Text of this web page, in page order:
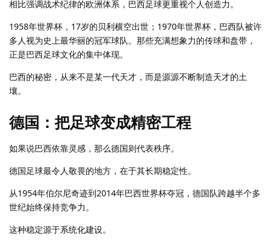
相比强调战术纪律的欧洲体系，巴西足球更重视个人创造力。
1958年世界杯，17岁的贝利横空出世；1970年世界杯，巴西队被许
多人视为史上最华丽的冠军球队。那些充满想象力的传球和盘带，
正是巴西足球文化的集中体现。
巴西的秘密，从来不是某一代天才，而是源源不断制造天才的土
壤。
德国：把足球变成精密工程
如果说巴西依靠灵感，那么德国则代表秩序。
德国足球最令人敬畏的地方，在于其长期稳定性。
从1954年伯尔尼奇迹到2014年巴西世界杯夺冠，德国队跨越半个多
世纪始终保持竞争力。
这种稳定源于系统化建设。